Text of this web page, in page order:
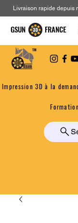
Impression 3D à la
Livraison rapide depuis
GSUN FRANCE